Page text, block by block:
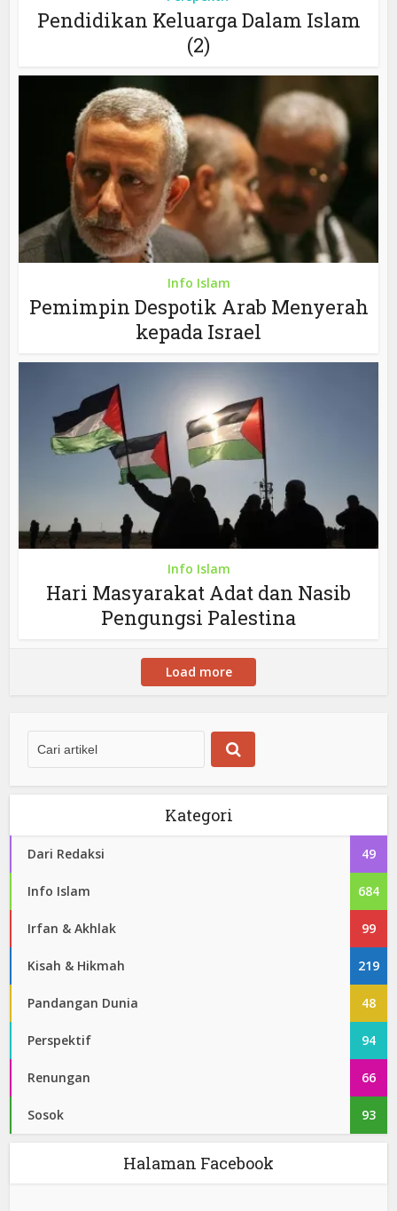
Pendidikan Keluarga Dalam Islam
(2)
Info Islam
Pemimpin Despotik Arab Menyerah
kepada Israel
Info Islam
Hari Masyarakat Adat dan Nasib
Pengungsi Palestina
Load more
Kategori
Dari Redaksi 49
Info Islam 684
Irfan & Akhlak 99
Kisah & Hikmah 219
Pandangan Dunia 48
Perspektif 94
Renungan 66
Sosok 93
Halaman Facebook